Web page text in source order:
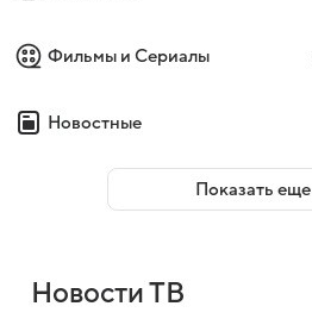
Фильмы и Сериалы
Новостные
Показать еще
Новости ТВ